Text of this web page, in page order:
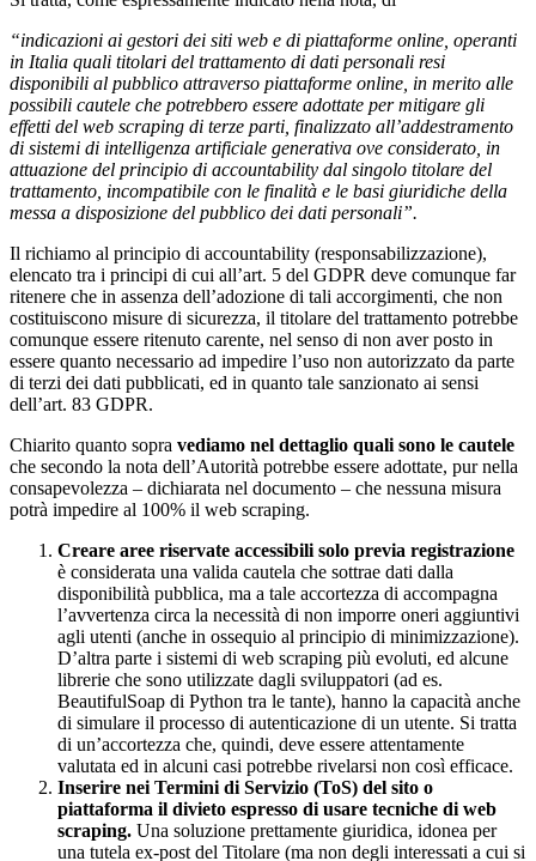
“indicazioni ai gestori dei siti web e di piattaforme online, operanti
in Italia quali titolari del trattamento di dati personali resi
disponibili al pubblico attraverso piattaforme online, in merito alle
possibili cautele che potrebbero essere adottate per mitigare gli
effetti del web scraping di terze parti, finalizzato all’addestramento
di sistemi di intelligenza artificiale generativa ove considerato, in
attuazione del principio di accountability dal singolo titolare del
trattamento, incompatibile con le finalità e le basi giuridiche della
messa a disposizione del pubblico dei dati personali”.
Il richiamo al principio di accountability (responsabilizzazione),
elencato tra i principi di cui all’art. 5 del GDPR deve comunque far
ritenere che in assenza dell’adozione di tali accorgimenti, che non
costituiscono misure di sicurezza, il titolare del trattamento potrebbe
comunque essere ritenuto carente, nel senso di non aver posto in
essere quanto necessario ad impedire l’uso non autorizzato da parte
di terzi dei dati pubblicati, ed in quanto tale sanzionato ai sensi
dell’art. 83 GDPR.
Chiarito quanto sopra vediamo nel dettaglio quali sono le cautele
che secondo la nota dell’Autorità potrebbe essere adottate, pur nella
consapevolezza – dichiarata nel documento – che nessuna misura
potrà impedire al 100% il web scraping.
Creare aree riservate accessibili solo previa registrazione
è considerata una valida cautela che sottrae dati dalla
disponibilità pubblica, ma a tale accortezza di accompagna
l’avvertenza circa la necessità di non imporre oneri aggiuntivi
agli utenti (anche in ossequio al principio di minimizzazione).
D’altra parte i sistemi di web scraping più evoluti, ed alcune
librerie che sono utilizzate dagli sviluppatori (ad es.
BeautifulSoap di Python tra le tante), hanno la capacità anche
di simulare il processo di autenticazione di un utente. Si tratta
di un’accortezza che, quindi, deve essere attentamente
valutata ed in alcuni casi potrebbe rivelarsi non così efficace.
Inserire nei Termini di Servizio (ToS) del sito o
piattaforma il divieto espresso di usare tecniche di web
scraping. Una soluzione prettamente giuridica, idonea per
una tutela ex-post del Titolare (ma non degli interessati a cui si